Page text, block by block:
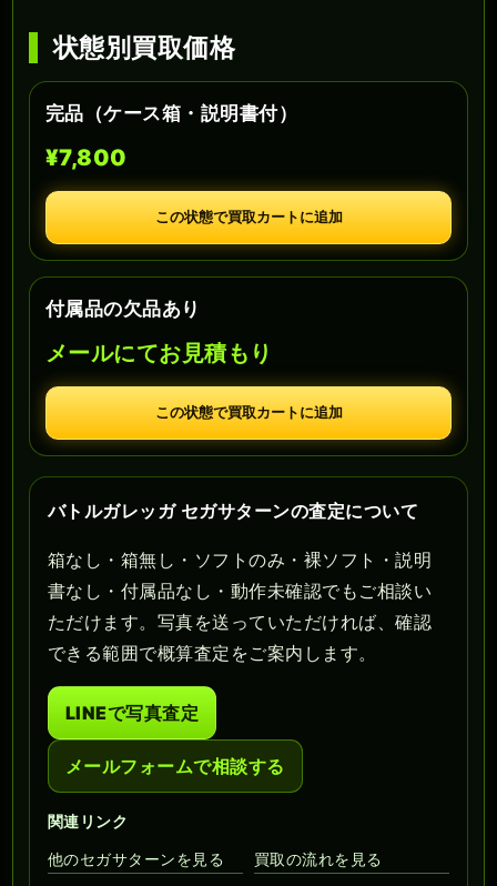
状態別買取価格
完品（ケース箱・説明書付）
¥7,800
この状態で買取カートに追加
付属品の欠品あり
メールにてお見積もり
この状態で買取カートに追加
バトルガレッガ セガサターンの査定について
箱なし・箱無し・ソフトのみ・裸ソフト・説明
書なし・付属品なし・動作未確認でもご相談い
ただけます。写真を送っていただければ、確認
できる範囲で概算査定をご案内します。
LINEで写真査定
メールフォームで相談する
関連リンク
他のセガサターンを見る
買取の流れを見る